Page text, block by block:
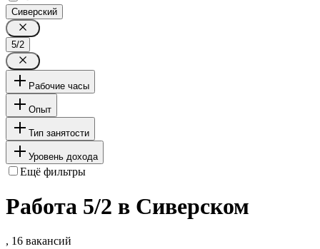
Сиверский
5/2
Рабочие часы
Опыт
Тип занятости
Уровень дохода
Ещё фильтры
Работа 5/2 в Сиверском
, 16 вакансий